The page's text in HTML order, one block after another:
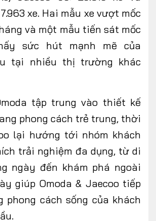
xe. Hai mẫu xe vượt mốc
và một mẫu tiến sát mốc
sức hút mạnh mẽ của
tại nhiều thị trường khác
tập trung vào thiết kế
phong cách trẻ trung, thời
lại hướng tới nhóm khách
trải nghiệm đa dụng, từ di
ngày đến khám phá ngoài
giúp Omoda & Jaecoo tiếp
phong cách sống của khách